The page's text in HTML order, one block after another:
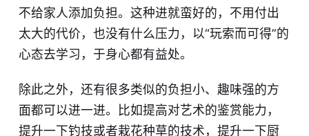
不给家人添加负担。这种进就蛮好的，不用付出
太大的代价，也没有什么压力，以“玩索而可得”的
心态去学习，于身心都有益处。
除此之外，还有很多类似的负担小、趣味强的方
面都可以进一进。比如提高对艺术的鉴赏能力，
提升一下钓技或者栽花种草的技术，提升一下厨